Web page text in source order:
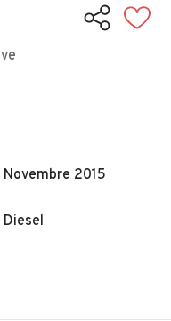
Novembre 2015
Diesel